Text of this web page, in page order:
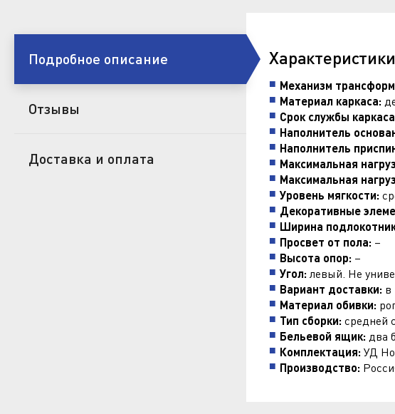
Подробное описание
Отзывы
Доставка и оплата
Характеристики
Механизм
Материал каркаса:
Срок службы
Наполнитель
Наполнитель
Максимальная
Максимальная
Уровень мягкости:
Декоративные
Ширина
Просвет от пола: –
Высота опор: –
Угол: левый. Не
Вариант доставки: в
Материал обивки:
Тип сборки: средней
Бельевой ящик: два
Комплектация: УД
Производство: